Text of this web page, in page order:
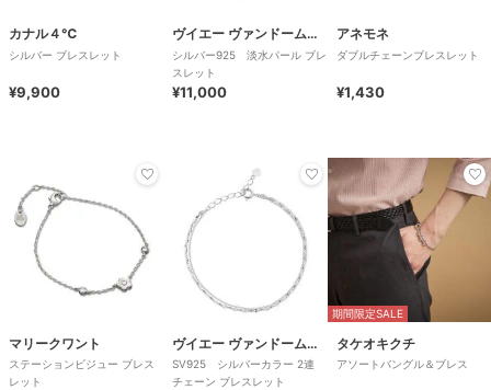
カナル４℃
シルバー ブレスレット
¥9,900
ヴイエー ヴァンドーム青山
シルバー925 淡水パール ブレ
スレット
¥11,000
アネモネ
ダブルチェーンブレスレット
¥1,430
マリークワント
ステーションビジュー ブレス
レット
ヴイエー ヴァンドーム青山
SV925 シルバーカラー 2連
チェーン ブレスレット
期間限定SALE
タケオキクチ
アソートバングル＆ブレス